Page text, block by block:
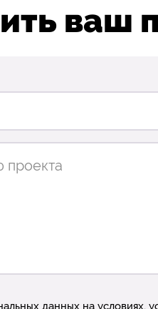
ваш
данных на условиях,